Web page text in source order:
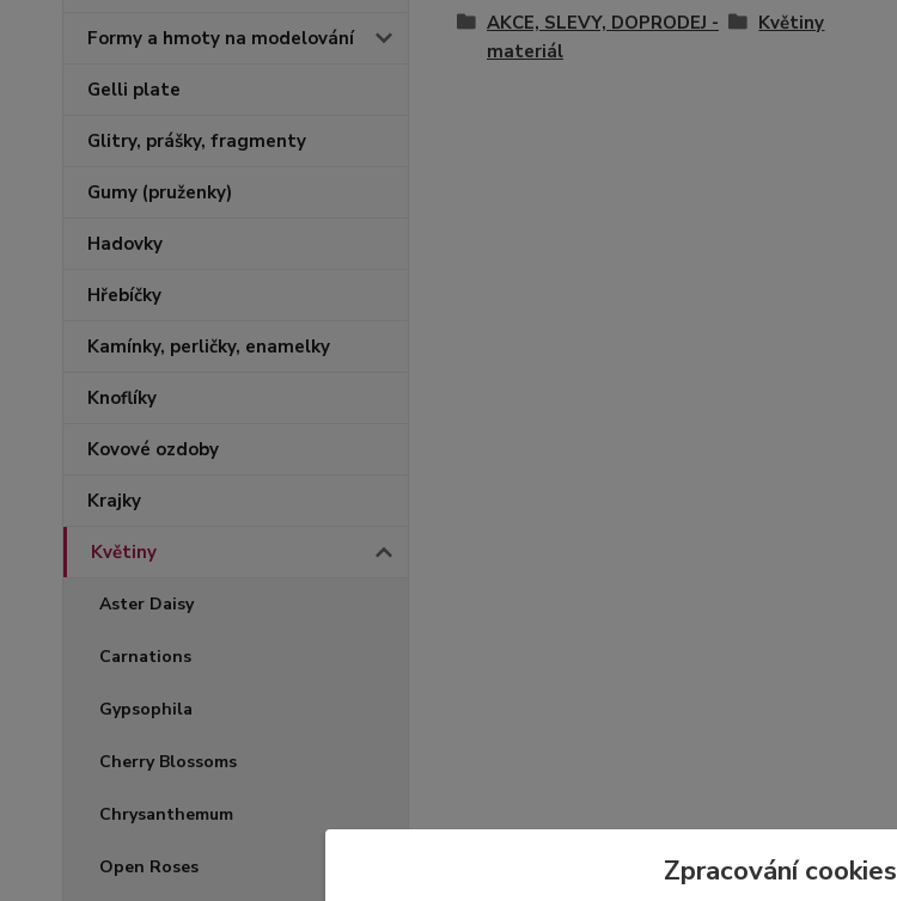
Formy a hmoty na modelování
Gelli plate
Glitry, prášky, fragmenty
Gumy (pruženky)
Hadovky
Hřebíčky
Kamínky, perličky, enamelky
Knoflíky
Kovové ozdoby
Krajky
Květiny
Aster Daisy
Carnations
Gypsophila
Cherry Blossoms
Chrysanthemum
Open Roses
AKCE, SLEVY, DOPRODEJ -
materiál
Květiny
Zpracování cookies